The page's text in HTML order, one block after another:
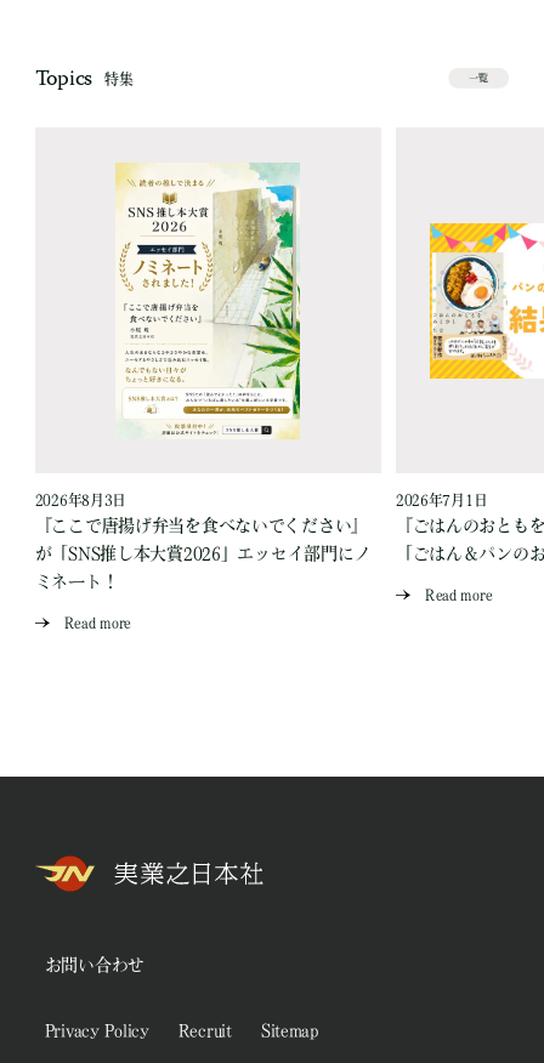
Topics 特集 一覧
2026年8月3日
『ここで唐揚げ弁当を食べないでください』
が「SNS推し本大賞2026」エッセイ部門にノ
ミネート！
Read more
2026年7月1日
『ごはんのおとも
「ごはん＆パンの
Read more
お問い合わせ
Privacy Policy Recruit Sitemap